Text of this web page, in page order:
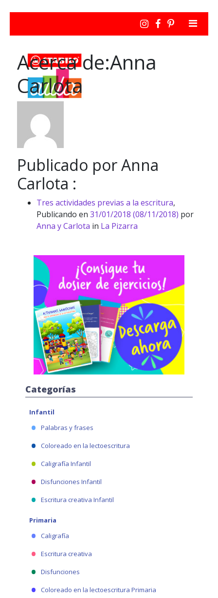
Acerca de:Anna
Carlota
Publicado por Anna
Carlota :
Tres actividades previas a la escritura,
Publicando en 31/01/2018 (08/11/2018) por
Anna y Carlota in La Pizarra
Categorías
Infantil
Palabras y frases
Coloreado en la lectoescritura
Caligrafía Infantil
Disfunciones Infantil
Escritura creativa Infantil
Primaria
Caligrafía
Escritura creativa
Disfunciones
Coloreado en la lectoescritura Primaria